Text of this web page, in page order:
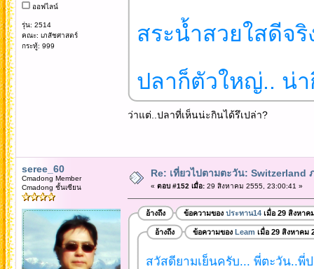
ออฟไลน์
รุ่น: 2514
คณะ: เภสัชศาสตร์
กระทู้: 999
สระน้ำสวยใสดีจริ
ปลาก็ตัวใหญ่.. น่
ว่าแต่..ปลาที่เห็นน่ะกินได้รึเปล่า?
seree_60
Cmadong Member
Cmadong ชั้นเซียน
Re: เที่ยวไปตามตะวัน: Switzerland
« ตอบ #152 เมื่อ:29 สิงหาคม 2555, 23:00:41 »
อ้างถึง ข้อความของ ประทาน14เมื่อ 29 สิงหาค
อ้างถึง ข้อความของ Leam เมื่อ 29 สิงหาคม
สวัสดียามเย็นครับ... พี่ตะวัน..พี่